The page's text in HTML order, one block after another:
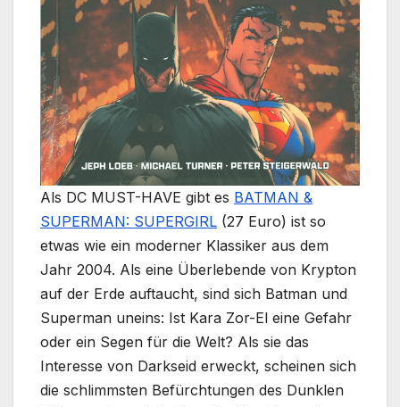
Als DC MUST-HAVE gibt es BATMAN &
SUPERMAN: SUPERGIRL (27 Euro) ist so
etwas wie ein moderner Klassiker aus dem
Jahr 2004. Als eine Überlebende von Krypton
auf der Erde auftaucht, sind sich Batman und
Superman uneins: Ist Kara Zor-El eine Gefahr
oder ein Segen für die Welt? Als sie das
Interesse von Darkseid erweckt, scheinen sich
die schlimmsten Befürchtungen des Dunklen